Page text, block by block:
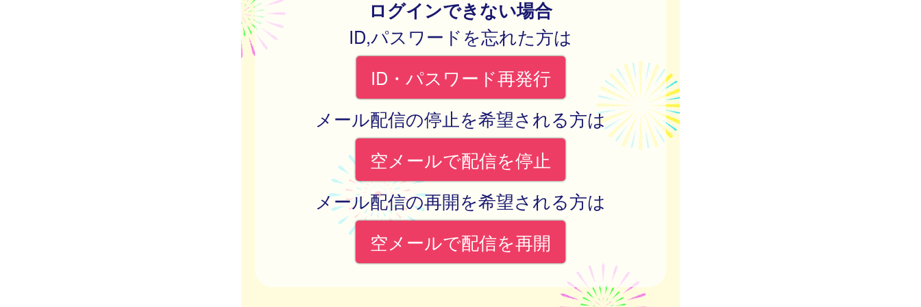
ログインできない場合
ID,パスワードを忘れた方は
ID・パスワード再発行
メール配信の停止を希望される方は
空メールで配信を停止
メール配信の再開を希望される方は
空メールで配信を再開